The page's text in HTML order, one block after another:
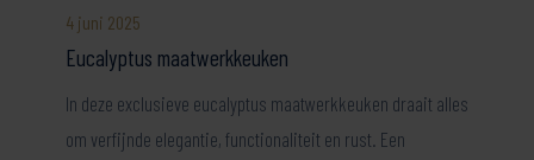
4 juni 2025
Eucalyptus maatwerkkeuken
In deze exclusieve eucalyptus maatwerkkeuken draait alles
om verfijnde elegantie, functionaliteit en rust. Een